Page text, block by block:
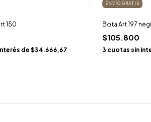
150
de $34.666,67
ENVÍO GRATIS
Bota Art 197
$105.800
3 cuotas sin